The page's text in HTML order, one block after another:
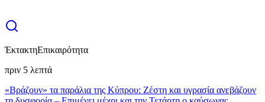
ΈκτακτηΕπικαιρότητα
πριν 5 λεπτά
«Βράζουν» τα παράλια της Κύπρου: Ζέστη και υγρασία ανεβάζουν